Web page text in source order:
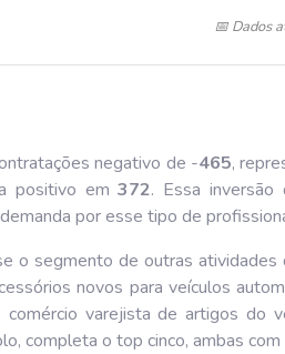
📅 Dados
negativo de -465,
positivo em372. Essa
por esse tipo de
o segmento de outras
novos para veículos
comércio varejista de artigos do
completa o top cinco, ambas